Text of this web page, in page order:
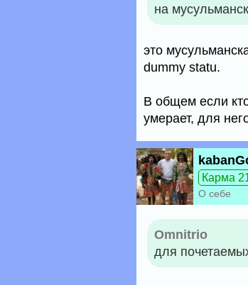
на
это
dummy statu.
В общем если
умерает, для
Карма
О себе
Omnitrio
для